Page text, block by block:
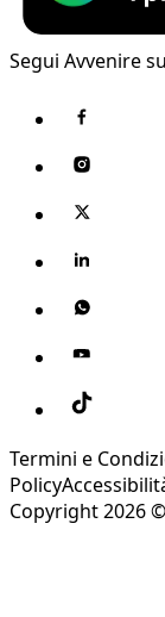
Segui Avvenire su
Termini e
Policy
Copyright 2026